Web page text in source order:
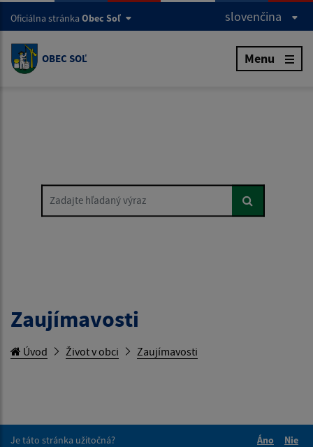
Oficiálna stránka Obec Soľ slovenčina
OBEC SOĽ Menu
Zadajte hľadaný výraz
Zaujímavosti
Úvod Život v obci Zaujímavosti
Je táto stránka užitočná?
Áno
Nie